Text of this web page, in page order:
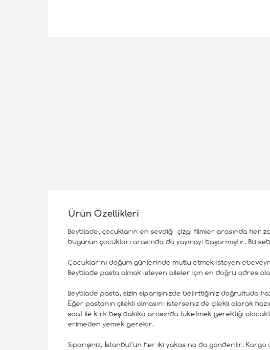
Ürün Özellikleri
Beyblade, çocukların en sevdiği çizgi filmler arasında her
bugünün çocukları arasında da yaymayı başarmıştır. Bu
Çocuklarını doğum günlerinde mutlu etmek isteyen
Beyblade pasta almak isteyen aileler için en doğru adres
Beyblade pasta, sizin siparişinizde belirttiğiniz doğrultuda
Eğer pastanın çilekli olmasını isterseniz de çilekli olarak
saat ile kırk beş dakika arasında tüketmek gerektiği
erimeden yemek gerekir.
Siparişiniz, İstanbul’un her iki yakasına da gönderilir.